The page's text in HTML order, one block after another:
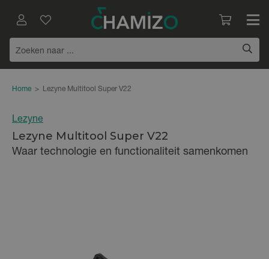
Home > Lezyne Multitool Super V22
Lezyne
Lezyne Multitool Super V22
Waar technologie en functionaliteit samenkomen